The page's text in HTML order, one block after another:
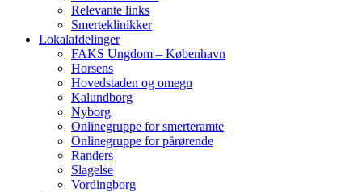
Relevante links
Smerteklinikker
Lokalafdelinger
FAKS Ungdom – København
Horsens
Hovedstaden og omegn
Kalundborg
Nyborg
Onlinegruppe for smerteramte
Onlinegruppe for pårørende
Randers
Slagelse
Vordingborg